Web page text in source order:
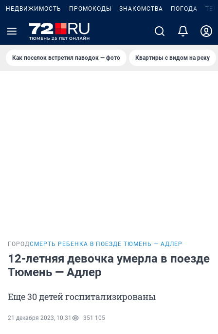
НЕДВИЖИМОСТЬ ПРОМОКОДЫ ЗНАКОМСТВА ПОГОДА
Как поселок встретил паводок — фото Квартиры с видом на реку
ГОРОДСМЕРТЬ РЕБЕНКА В ПОЕЗДЕ ТЮМЕНЬ — АДЛЕР
12-летняя девочка умерла в поезде
Тюмень — Адлер
Еще 30 детей госпитализированы
21 декабря 2023, 10:31 351 105